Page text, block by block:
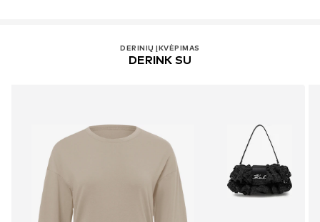
DERINIŲ ĮKVĖPIMAS
DERINK SU